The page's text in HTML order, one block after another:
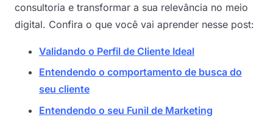
consultoria e transformar a sua relevância no meio
digital. Confira o que você vai aprender nesse post:
Validando o Perfil de Cliente Ideal
Entendendo o comportamento de busca do
seu cliente
Entendendo o seu Funil de Marketing